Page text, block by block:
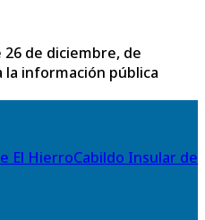
26 de diciembre, de
la información pública
Cabildo Insular de